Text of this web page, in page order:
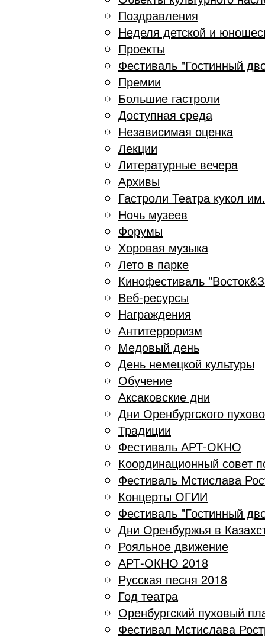
Поздравления
Неделя детской и
Проекты
Фестиваль "Гостинный
Премии
Большие гастроли
Доступная среда
Независимая оценка
Лекции
Литературные вечера
Архивы
Гастроли Театра кукол
Ночь музеев
Форумы
Хоровая музыка
Лето в парке
Кинофестиваль
Веб-ресурсы
Награждения
Антитерроризм
Медовый день
День немецкой культуры
Обучение
Аксаковские дни
Дни Оренбургского
Традиции
Фестиваль АРТ-ОКНО
Координационный совет
Фестиваль Мстислава
Концерты ОГИИ
Фестиваль "Гостинный
Дни Оренбуржья в
Рояльное движение
АРТ-ОКНО 2018
Русская песня 2018
Год театра
Оренбургский пуховый
Фестивал Мстислава